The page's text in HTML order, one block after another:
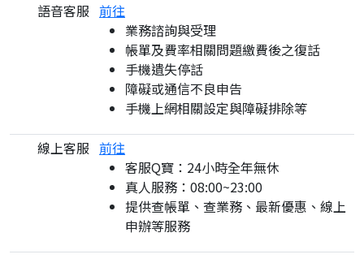
語音客服 前往
業務諮詢與受理
帳單及費率相關問題繳費後之復話
手機遺失停話
障礙或通信不良申告
手機上網相關設定與障礙排除等
線上客服 前往
客服Q寶：24小時全年無休
真人服務：08:00~23:00
提供查帳單、查業務、最新優惠、線上
申辦等服務